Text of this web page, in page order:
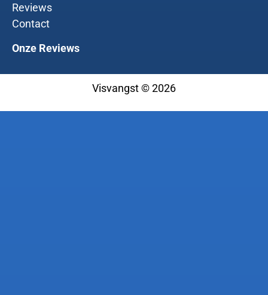
Reviews
Contact
Onze Reviews
Visvangst © 2026